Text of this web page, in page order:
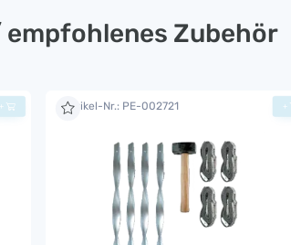
Zubehör
+ Artikel-Nr.: PE-002721 +